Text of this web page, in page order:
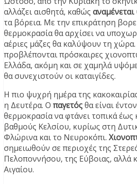
αλλάζει αισθητά, καθώς αναμένεται
τα βόρεια. Με την επικράτηση
θερμοκρασία θα αρχίσει να
αέριες μάζες θα καλύψουν τη
προβλέπονται πρόσκαιρες
Ελλάδα, ακόμη και σε χαμηλά
θα συνεχιστούν οι καταιγίδες.
Η πιο ψυχρή ημέρα της
η Δευτέρα. Ο παγετόςθα είναι
θερμοκρασία να φτάνει τοπικά έως
βαθμούς Κελσίου, κυρίως στη
Φλώρινα και το Νευροκόπι.
σημειωθούν σε περιοχές της
Πελοποννήσου, της Εύβοιας, αλλά
Αιγαίου.